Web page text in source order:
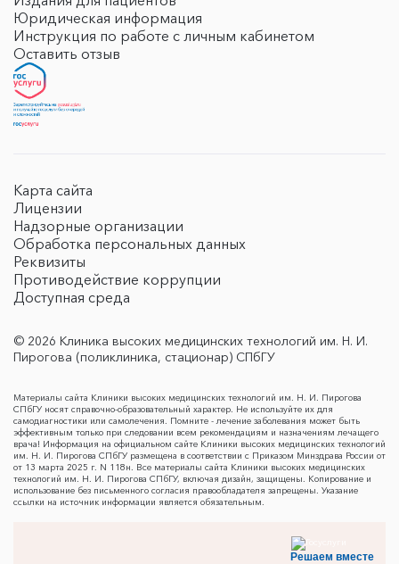
Юридическая информация
Инструкция по работе с личным кабинетом
Оставить отзыв
Карта сайта
Лицензии
Надзорные организации
Обработка персональных данных
Реквизиты
Противодействие коррупции
Доступная среда
© 2026 Клиника высоких медицинских технологий им. Н. И.
Пирогова (поликлиника, стационар) СПбГУ
Материалы сайта Клиники высоких медицинских технологий им. Н. И. Пирогова
СПбГУ носят справочно-образовательный характер. Не используйте их для
самодиагностики или самолечения. Помните - лечение заболевания может быть
эффективным только при следовании всем рекомендациям и назначениям лечащего
врача! Информация на официальном сайте Клиники высоких медицинских технологий
им. Н. И. Пирогова СПбГУ размещена в соответствии с Приказом Минздрава России от
от 13 марта 2025 г. N 118н. Все материалы сайта Клиники высоких медицинских
технологий им. Н. И. Пирогова СПбГУ, включая дизайн, защищены. Копирование и
использование без письменного согласия правообладателя запрещены. Указание
ссылки на источник информации является обязательным.
Решаем вместе